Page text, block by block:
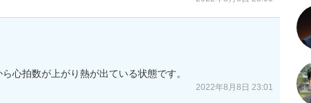
心拍数が上がり熱が出ている状態です。
2022年8月8日 23:01